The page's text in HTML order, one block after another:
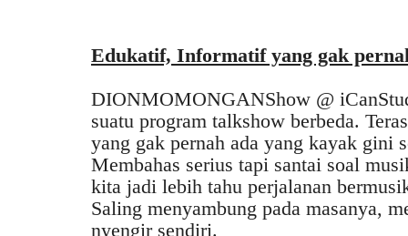
Edukatif, Informatif yang gak
DIONMOMONGANShow @
suatu program talkshow berbeda.
yang gak pernah ada yang kayak gini
Membahas serius tapi santai soal
kita jadi lebih tahu perjalanan
Saling menyambung pada masanya,
nyengir sendiri.